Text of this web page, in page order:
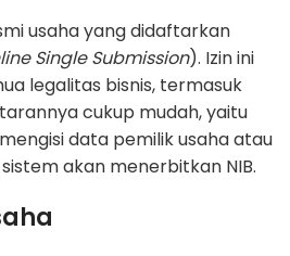
usaha yang didaftarkan
Single Submission). Izin ini
legalitas bisnis, termasuk
cukup mudah, yaitu
data pemilik usaha atau
akan menerbitkan NIB.